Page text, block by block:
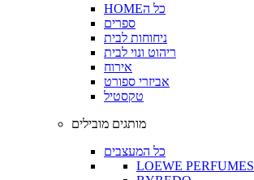
HOMEכל ה
ספרים
ניחוחות לבית
ריהוט ונוי לבית
אירוח
אביזרי ספורט
טקסטיל
מותגים מובילים
כל המעצבים
LOEWE PERFUMES